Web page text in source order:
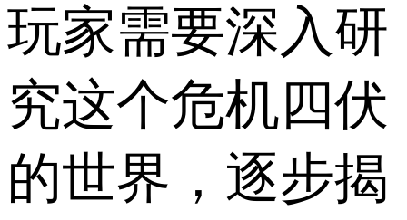
玩家需要深入研
究这个危机四伏
的世界，逐步揭